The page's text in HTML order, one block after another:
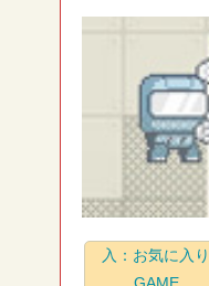
入：お気に入り